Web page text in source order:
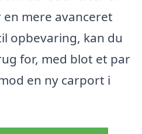
mere avanceret
opbevaring, kan du
for, med blot et par
en ny carport i